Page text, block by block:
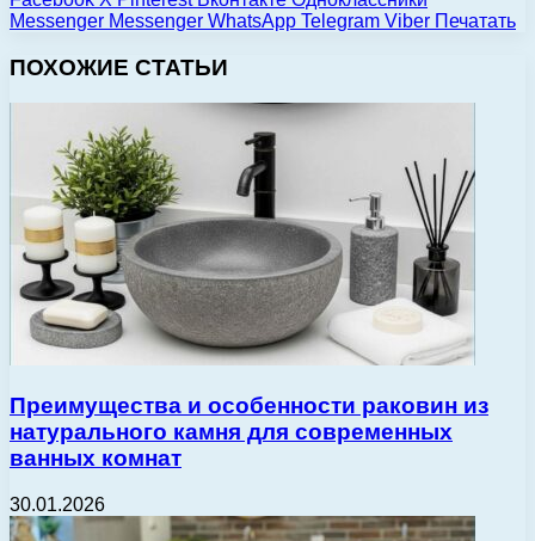
Messenger Messenger WhatsApp Telegram Viber Печатать
ПОХОЖИЕ СТАТЬИ
Преимущества и особенности раковин из
натурального камня для современных
ванных комнат
30.01.2026